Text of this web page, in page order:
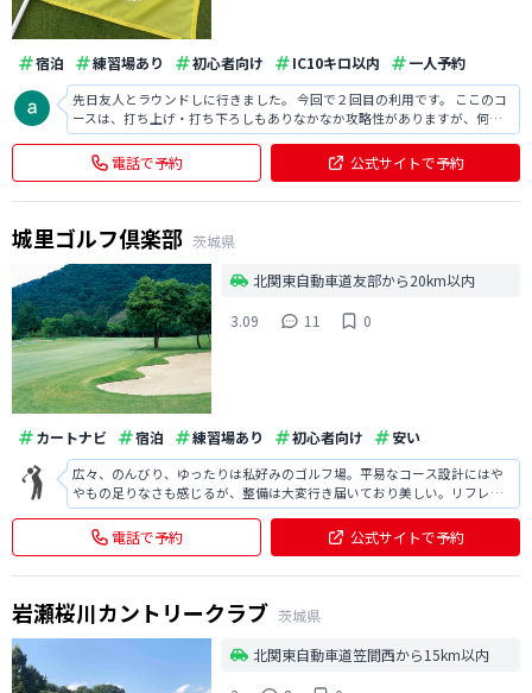
宿泊 練習場あり 初心者向け IC10キロ以内 一人予約
先日友人とラウンドしに行きました。 今回で２回目の利用です。 ここのコ
ースは、打ち上げ・打ち下ろしもありなかなか攻略性がありますが、何よ
りもハザード（バンカー）が多く、飛距離がないプレイヤーには本当に難
しかったでした。 ほぼ毎ホールバンカーに入れていました汗 またグリーン
も難しく、素直にパーが取れな
電話で予約 公式サイトで予約
城里ゴルフ倶楽部 茨城県
北関東自動車道友部から20km以内
3.09
11 0
カートナビ 宿泊 練習場あり 初心者向け 安い
広々、のんびり、ゆったりは私好みのゴルフ場。平易なコース設計にはや
やもの足りなさも感じるが、整備は大変行き届いており美しい。リフレッ
シュにはピッタリです。
電話で予約 公式サイトで予約
岩瀬桜川カントリークラブ 茨城県
北関東自動車道笠間西から15km以内